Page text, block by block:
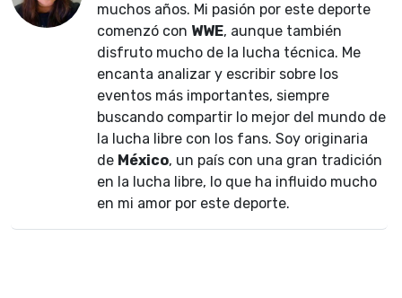
muchos años. Mi pasión por este deporte
comenzó con WWE, aunque también
disfruto mucho de la lucha técnica. Me
encanta analizar y escribir sobre los
eventos más importantes, siempre
buscando compartir lo mejor del mundo de
la lucha libre con los fans. Soy originaria
de México, un país con una gran tradición
en la lucha libre, lo que ha influido mucho
en mi amor por este deporte.